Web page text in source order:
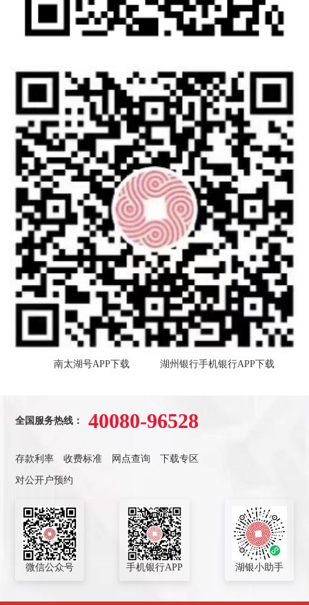
南太湖号APP下载 湖州银行手机银行APP下载
全国服务热线： 40080-96528
存款利率 收费标准 网点查询 下载专区
对公开户预约
微信公众号 手机银行APP 湖银小助手